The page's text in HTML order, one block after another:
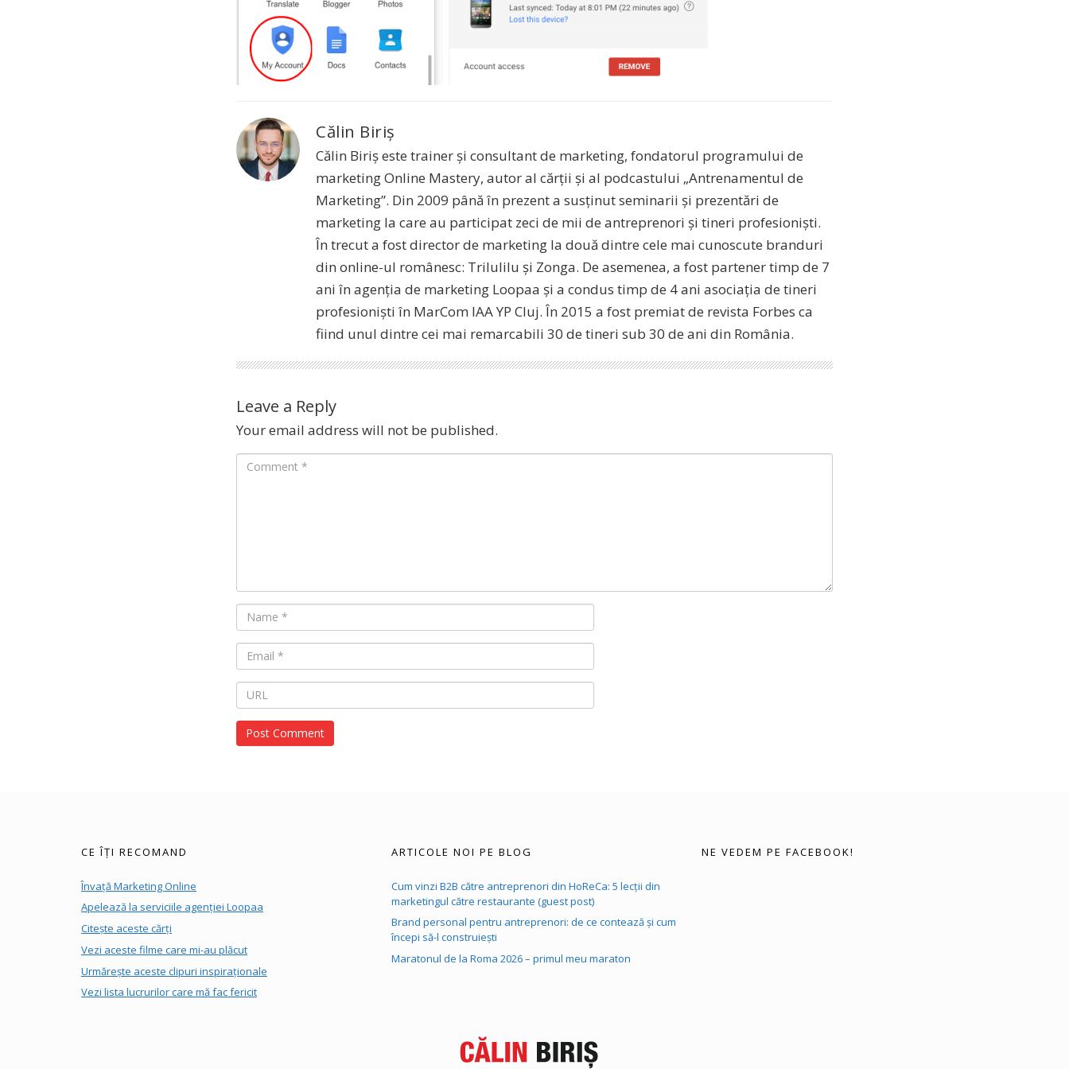
Călin Biriș
Călin Biriș este trainer și consultant de marketing, fondatorul programului de
marketing Online Mastery, autor al cărții și al podcastului „Antrenamentul de
Marketing”. Din 2009 până în prezent a susținut seminarii și prezentări de
marketing la care au participat zeci de mii de antreprenori și tineri profesioniști.
În trecut a fost director de marketing la două dintre cele mai cunoscute branduri
din online-ul românesc: Trilulilu și Zonga. De asemenea, a fost partener timp de 7
ani în agenția de marketing Loopaa și a condus timp de 4 ani asociația de tineri
profesioniști în MarCom IAA YP Cluj. În 2015 a fost premiat de revista Forbes ca
fiind unul dintre cei mai remarcabili 30 de tineri sub 30 de ani din România.
Leave a Reply
Your email address will not be published.
CE ÎȚI RECOMAND
Învață Marketing Online
Apelează la serviciile agenției Loopaa
Citește aceste cărți
Vezi aceste filme care mi-au plăcut
Urmărește aceste clipuri inspiraționale
Vezi lista lucrurilor care mă fac fericit
ARTICOLE NOI PE BLOG
Cum vinzi B2B către antreprenori din HoReCa: 5 lecții din
marketingul către restaurante (guest post)
Brand personal pentru antreprenori: de ce contează și cum
începi să-l construiești
Maratonul de la Roma 2026 – primul meu maraton
NE VEDEM PE FACEBOOK!